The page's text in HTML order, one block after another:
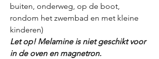
buiten, onderweg, op de boot,
rondom het zwembad en met kleine
kinderen)
Let op! Melamine is niet geschikt voor
in de oven en magnetron.